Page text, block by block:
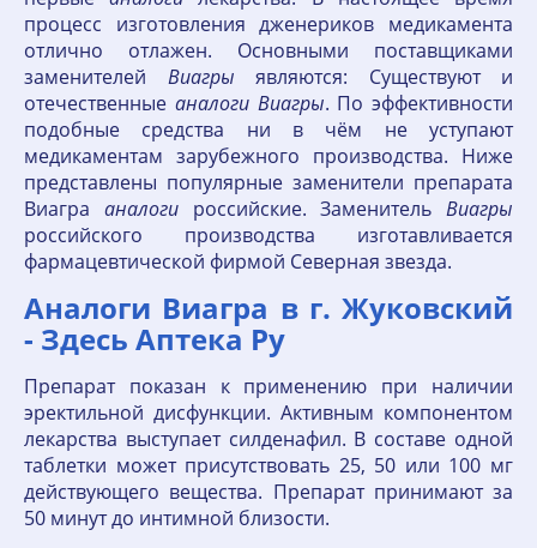
процесс изготовления дженериков медикамента
отлично отлажен. Основными поставщиками
заменителей Виагры являются: Существуют и
отечественные аналоги Виагры. По эффективности
подобные средства ни в чём не уступают
медикаментам зарубежного производства. Ниже
представлены популярные заменители препарата
Виагра аналогироссийские. Заменитель Виагры
российского производства изготавливается
фармацевтической фирмой Северная звезда.
Аналоги Виагра в г. Жуковский
- Здесь Аптека Ру
Препарат показан к применению при наличии
эректильной дисфункции. Активным компонентом
лекарства выступает силденафил. В составе одной
таблетки может присутствовать 25, 50 или 100 мг
действующего вещества. Препарат принимают за
50 минут до интимной близости.